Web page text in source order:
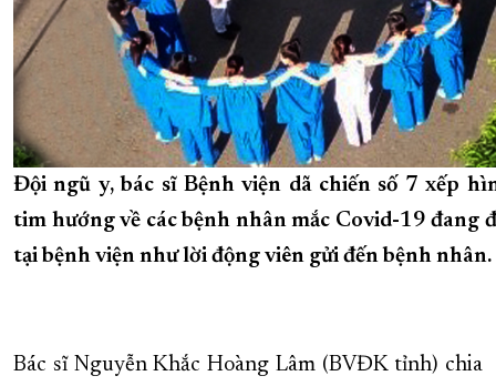
Đội ngũ y, bác sĩ Bệnh viện dã chiến số 7 xếp
tim hướng về các bệnh nhân mắc Covid-19 đang
tại bệnh viện như lời động viên gửi đến bệnh nhân.
Bác sĩ Nguyễn Khắc Hoàng Lâm (BVĐK tỉnh) chia